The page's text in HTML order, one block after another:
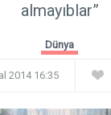
almayıblar”
Dünya
2014 16:35